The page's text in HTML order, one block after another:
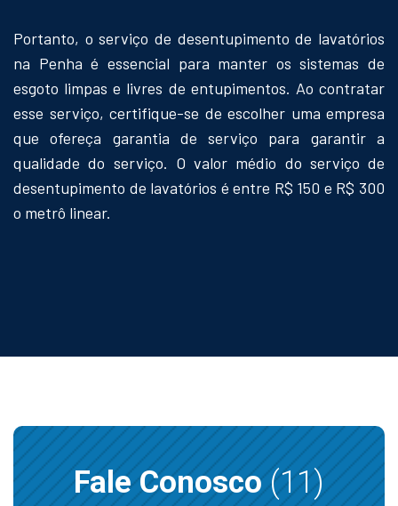
Portanto, o serviço de desentupimento de lavatórios
na Penha é essencial para manter os sistemas de
esgoto limpas e livres de entupimentos. Ao contratar
esse serviço, certifique-se de escolher uma empresa
que ofereça garantia de serviço para garantir a
qualidade do serviço. O valor médio do serviço de
desentupimento de lavatórios é entre R$ 150 e R$ 300
o metrô linear.
Fale Conosco(11)